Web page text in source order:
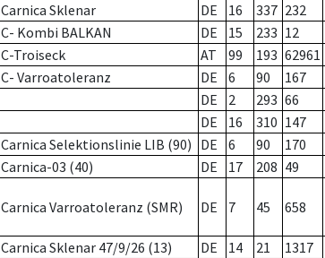
Carnica Sklenar DE 16 337 232
C- Kombi BALKAN DE 15 233 12
C-Troiseck AT 99 193 62961
C- Varroatoleranz DE 6 90 167
DE 2 293 66
DE 16 310 147
Carnica Selektionslinie LIB (90) DE 6 90 170
Carnica-03 (40) DE 17 208 49
Carnica Varroatoleranz (SMR) DE 7 45 658
Carnica Sklenar 47/9/26 (13) DE 14 21 1317